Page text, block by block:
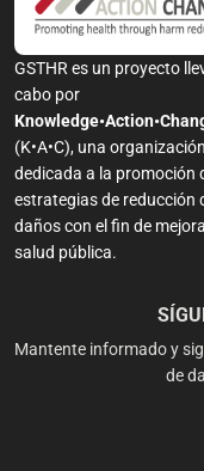
GSTHR es un proyecto
cabo por
(K•A•C), una organización
dedicada a la promoción
estrategias de reducción
daños con el fin de
salud pública.
Mantente informado y
de